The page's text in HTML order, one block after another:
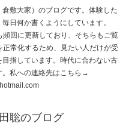
敷大家）のブログです。体験した
日何か書くようにしています。
回に更新しており、そちらもご覧
常化するため、見たい人だけが受
指しています。時代に合わない古
。私への連絡先はこちら→
聡のブログ